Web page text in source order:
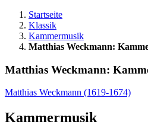
Startseite
Klassik
Kammermusik
Matthias Weckmann:
Matthias Weckmann:
Matthias Weckmann (1619-1674)
Kammermusik